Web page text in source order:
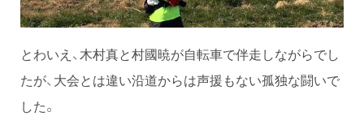
とわいえ、木村真と村國暁が自転車で伴走しながらでし
たが、大会とは違い沿道からは声援もない孤独な闘いで
した。